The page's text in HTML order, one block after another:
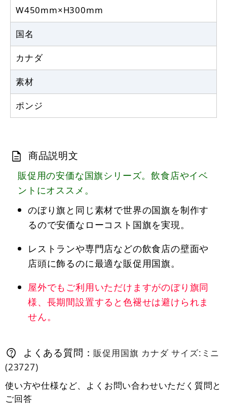
W450mm×H300mm
国名
カナダ
素材
ポンジ
商品説明文
販促用の安価な国旗シリーズ。飲食店やイベ
ントにオススメ。
のぼり旗と同じ素材で世界の国旗を制作す
るので安価なローコスト国旗を実現。
レストランや専門店などの飲食店の壁面や
店頭に飾るのに最適な販促用国旗。
屋外でもご利用いただけますがのぼり旗同
様、長期間設置すると色褪せは避けられま
せん。
よくある質問： 販促用国旗 カナダ サイズ:ミニ
(23727)
使い方や仕様など、よくお問い合わせいただく質問と
ご回答